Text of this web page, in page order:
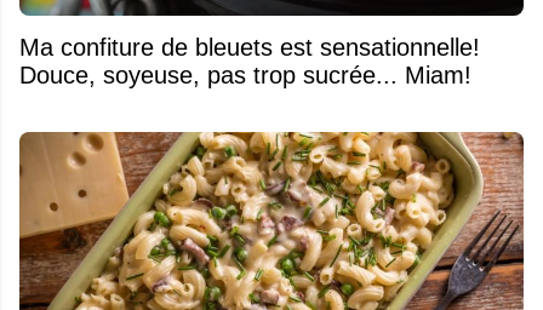
Ma confiture de bleuets est sensationnelle!
Douce, soyeuse, pas trop sucrée... Miam!